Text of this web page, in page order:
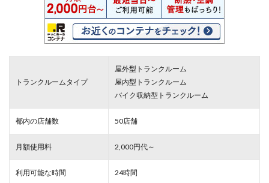
トランクルームタイプ
屋外型トランクルーム
屋内型トランクルーム
バイク収納型トランクルーム
都内の店舗数 50店舗
月額使用料 2,000円代～
利用可能な時間 24時間